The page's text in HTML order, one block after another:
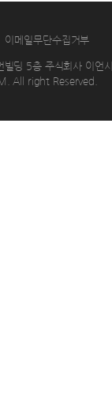
이메일무단수집거부
딩 5층 주식회사 이언
All right Reserved.